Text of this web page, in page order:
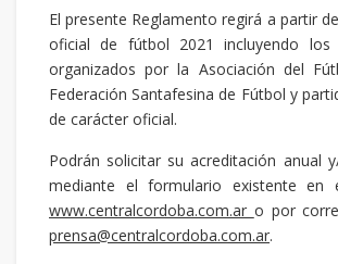
El presente Reglamento regirá a partir
oficial de fútbol 2021 incluyendo los
organizados por la Asociación del
Federación Santafesina de Fútbol y
de carácter oficial.
Podrán solicitar su acreditación anual
mediante el formulario existente en
www.centralcordoba.com.ar o por
prensa@centralcordoba.com.ar.